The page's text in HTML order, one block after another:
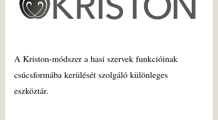
A Kriston-módszer a hasi szervek funkcióinak
csúcsformába kerülését szolgáló különleges
eszköztár.